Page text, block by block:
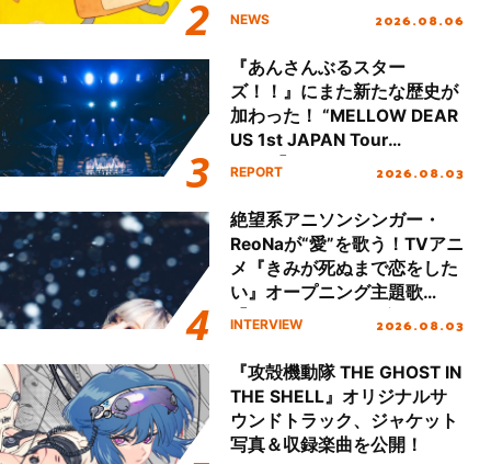
NEWS 2026.08.06
『あんさんぶるスター
ズ！！』にまた新たな歴史が
加わった！ “MELLOW DEAR
US 1st JAPAN Tour
Final「NICE to meet YOU
ート!!
REPORT 2026.08.03
絶望系アニソンシンガー・
ReoNaが“愛”を歌う！TVアニ
メ『きみが死ぬまで恋をした
い』オープニング主題歌
「Amore」インタビュー
INTERVIEW 2026.08.03
『攻殻機動隊 THE GHOST IN
THE SHELL』オリジナルサ
ウンドトラック、ジャケット
写真＆収録楽曲を公開！